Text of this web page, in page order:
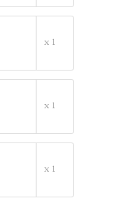
x 1
x 1
x 1